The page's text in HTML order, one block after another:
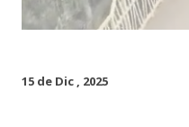
15 de Dic , 2025